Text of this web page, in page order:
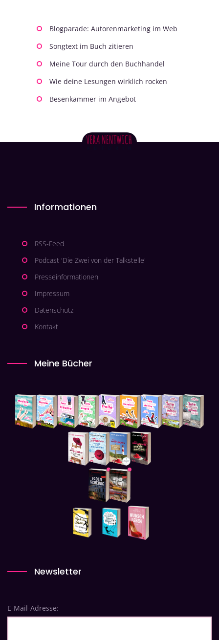
Blogparade: Autorenmarketing im Web
Songtext im Buch zitieren
Meine Tour durch den Buchhandel
Wie deine Lesungen wirklich rocken
Besenkammer im Angebot
Informationen
RSS-Feed
Podcast 'Die Zwei von der Talkstelle'
Presseinformationen
Impressum
Datenschutz
Kontakt
Meine Bücher
Newsletter
E-Mail-Adresse: